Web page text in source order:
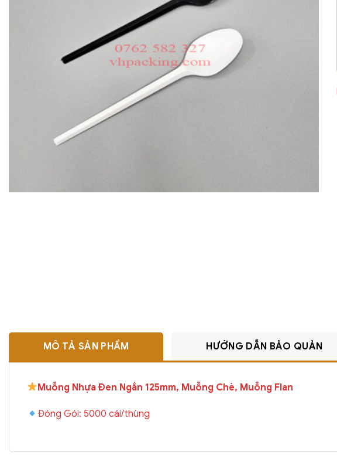
MÔ TẢ SẢN PHẨM HƯỚNG DẪN BẢO QUẢN
Muỗng Nhựa Đen Ngắn 125mm, Muỗng Chè, Muỗng Flan
Đóng Gói: 5000 cái/thùng